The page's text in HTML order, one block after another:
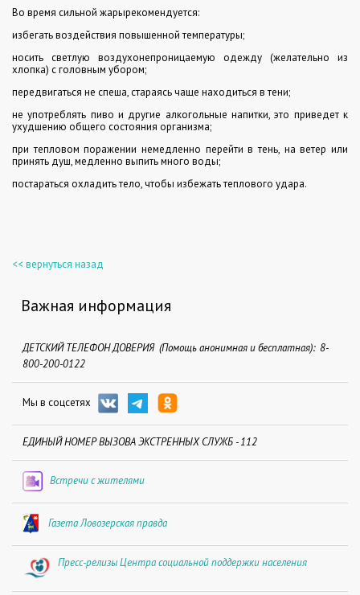
Во время сильной жарырекомендуется:
избегать воздействия повышенной температуры;
носить светлую воздухонепроницаемую одежду (желательно из
хлопка) с головным убором;
передвигаться не спеша, стараясь чаще находиться в тени;
не употреблять пиво и другие алкогольные напитки, это приведет к
ухудшению общего состояния организма;
при тепловом поражении немедленно перейти в тень, на ветер или
принять душ, медленно выпить много воды;
постараться охладить тело, чтобы избежать теплового удара.
<< вернуться назад
Важная информация
ДЕТСКИЙ ТЕЛЕФОН ДОВЕРИЯ (Помощь анонимная и бесплатная): 8-
800-200-0122
Мы в соцсетях
ЕДИНЫЙ НОМЕР ВЫЗОВА ЭКСТРЕННЫХ СЛУЖБ - 112
Встречи с жителями
Газета Ловозерская правда
Пресс-релизы Центра социальной поддержки населения